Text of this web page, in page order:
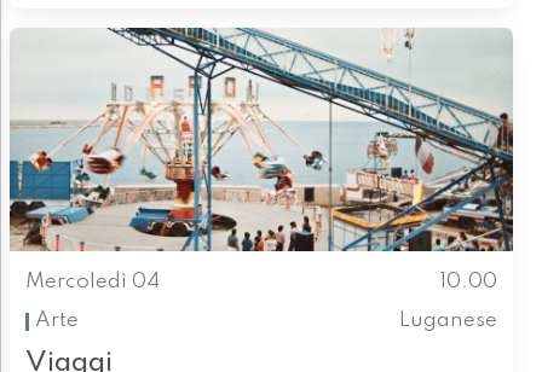
Mercoledì 04
10.00
Arte
Luganese
Viaggi